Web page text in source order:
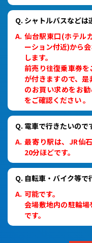
シャトルバスなどは
仙台駅東口(ホテル
ーション付近)から
します。
前売り往復乗車券
が付きますので、
のお買い求めをお
をご確認ください 。
電車で行きたいので
最寄り駅は、JR仙
20分ほどです。
自転車・バイク等で
可能です。
会場敷地内の駐輪
です。